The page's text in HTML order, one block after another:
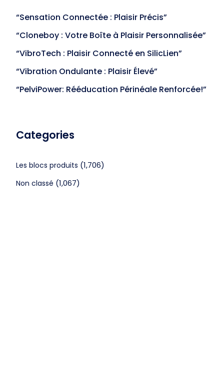
“Sensation Connectée : Plaisir Précis”
“Cloneboy : Votre Boîte à Plaisir Personnalisée”
“VibroTech : Plaisir Connecté en SilicLien”
“Vibration Ondulante : Plaisir Élevé”
“PelviPower: Rééducation Périnéale Renforcée!”
Categories
Les blocs produits (1,706)
Non classé (1,067)